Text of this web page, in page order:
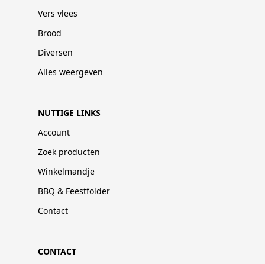
Vers vlees
Brood
Diversen
Alles weergeven
NUTTIGE LINKS
Account
Zoek producten
Winkelmandje
BBQ & Feestfolder
Contact
CONTACT